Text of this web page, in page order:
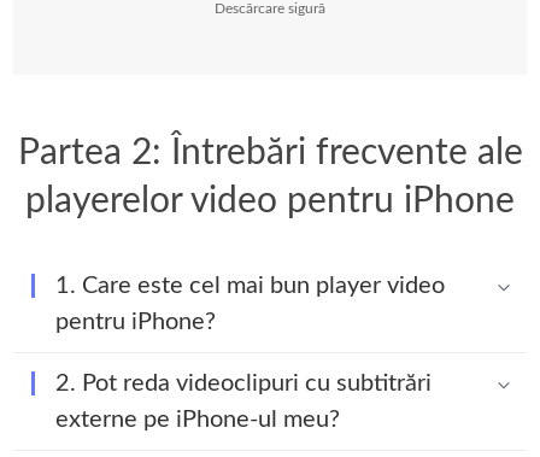
Descărcare sigură
Partea 2: Întrebări frecvente ale
playerelor video pentru iPhone
1. Care este cel mai bun player video
pentru iPhone?
2. Pot reda videoclipuri cu subtitrări
externe pe iPhone-ul meu?